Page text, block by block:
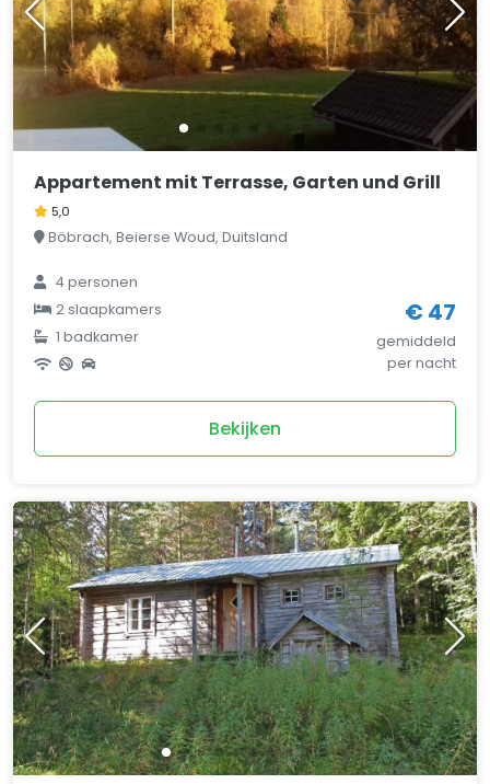
Appartement mit Terrasse, Garten und Grill
5,0
Böbrach, Beierse Woud, Duitsland
4personen
2slaapkamers
1 badkamer
€ 47
gemiddeld
per nacht
Bekijken